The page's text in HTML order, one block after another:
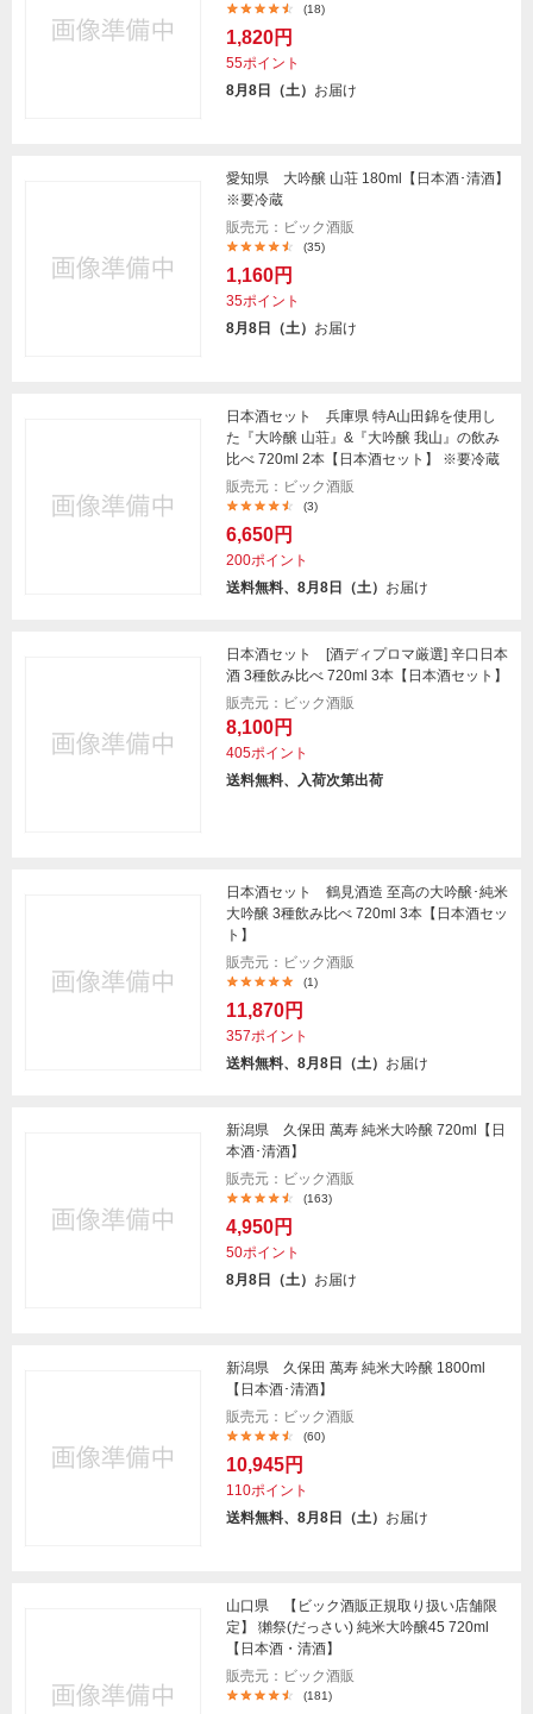
(18)
1,820円
55ポイント
8月8日（土） お届け
愛知県 大吟醸 山荘 180ml【日本酒･清酒】
※要冷蔵
販売元：ビック酒販
(35)
1,160円
35ポイント
8月8日（土） お届け
日本酒セット 兵庫県 特A山田錦を使用し
た『大吟醸 山荘』&『大吟醸 我山』の飲み
比べ 720ml 2本【日本酒セット】 ※要冷蔵
販売元：ビック酒販
(3)
6,650円
200ポイント
送料無料、8月8日（土） お届け
日本酒セット [酒ディプロマ厳選] 辛口日本
酒 3種飲み比べ 720ml 3本【日本酒セット】
販売元：ビック酒販
8,100円
405ポイント
送料無料、入荷次第出荷
日本酒セット 鶴見酒造 至高の大吟醸･純米
大吟醸 3種飲み比べ 720ml 3本【日本酒セッ
ト】
販売元：ビック酒販
(1)
11,870円
357ポイント
送料無料、8月8日（土） お届け
新潟県 久保田 萬寿 純米大吟醸 720ml【日
本酒･清酒】
販売元：ビック酒販
(163)
4,950円
50ポイント
8月8日（土） お届け
新潟県 久保田 萬寿 純米大吟醸 1800ml
【日本酒･清酒】
販売元：ビック酒販
(60)
10,945円
110ポイント
送料無料、8月8日（土） お届け
山口県 【ビック酒販正規取り扱い店舗限
定】 獺祭(だっさい) 純米大吟醸45 720ml
【日本酒・清酒】
販売元：ビック酒販
(181)